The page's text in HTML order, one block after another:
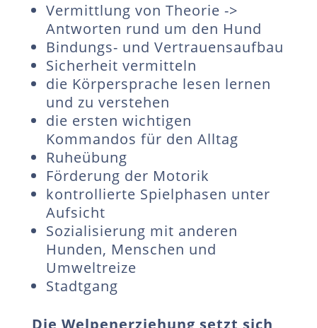
Vermittlung von Theorie ->
Antworten rund um den Hund
Bindungs- und Vertrauensaufbau
Sicherheit vermitteln
die Körpersprache lesen lernen
und zu verstehen
die ersten wichtigen
Kommandos für den Alltag
Ruheübung
Förderung der Motorik
kontrollierte Spielphasen unter
Aufsicht
Sozialisierung mit anderen
Hunden, Menschen und
Umweltreize
Stadtgang
Die Welpenerziehung setzt sich